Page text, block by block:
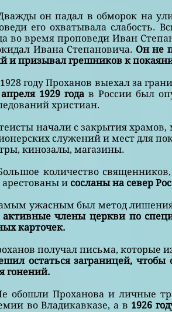
он падал в обморок на
его охватывала слабость.
во время проповеди Иван
Ивана Степановича. Он не
и призывал грешников к
году Проханов выехал за
1929 года в России был
христиан.
начали с закрытия храмов,
служений и мест для
кинозалы, магазины.
количество священников,
и сосланы на север
ужасным был метод
члены церкви по
карточек.
получал письма, которые
остаться заграницей,
гонений.
Проханова и личные
во Владикавказе, а в 1926